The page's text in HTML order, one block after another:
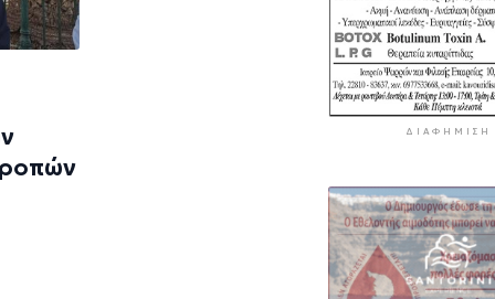
ΔΙΑΦΉΜΙΣΗ